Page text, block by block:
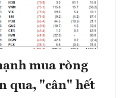
mua ròng
qua, "cân" hết